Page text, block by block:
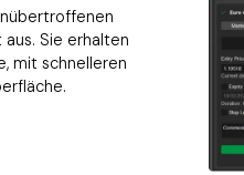
Sie erhalten
mit schnelleren